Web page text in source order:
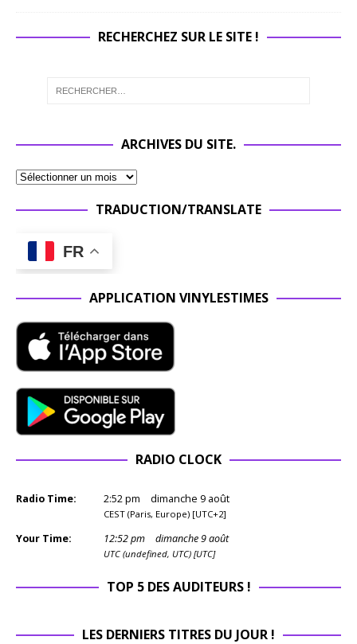
RECHERCHEZ SUR LE SITE !
ARCHIVES DU SITE.
TRADUCTION/TRANSLATE
FR
APPLICATION VINYLESTIMES
RADIO CLOCK
Radio Time: 2:52pm dimanche 9 août
CEST (Paris, Europe) [UTC+2]
Your Time: 12:52pm dimanche 9 août
UTC (undefined, UTC) [UTC]
TOP 5 DES AUDITEURS !
LES DERNIERS TITRES DU JOUR !